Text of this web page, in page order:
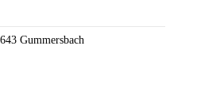
Gummersbach